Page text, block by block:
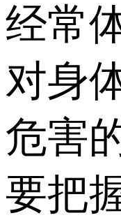
经常
对身
危害
要把